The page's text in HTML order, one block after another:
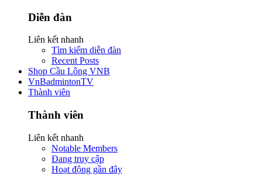
Diễn đàn
Liên kết nhanh
Tìm kiếm diễn đàn
Recent Posts
Shop Cầu Lông VNB
VnBadmintonTV
Thành viên
Thành viên
Liên kết nhanh
Notable Members
Đang truy cập
Hoạt động gần đây